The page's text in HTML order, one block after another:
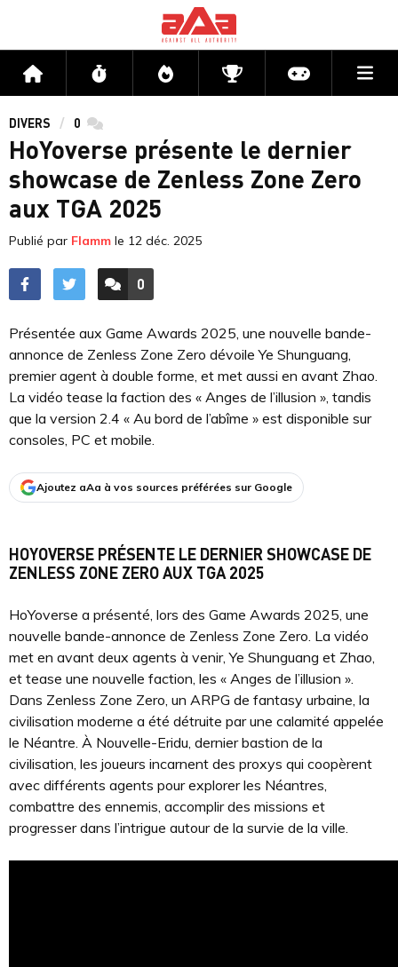
Accueil Flux Directs CompétitionsActu jeux
DIVERS 0 commentaires
HoYoverse présente le dernier
showcase de Zenless Zone Zero
aux TGA 2025
Publié par Flamm le 12 déc. 2025
ACCÉDER AUX
0
COMMENTAIRES
Présentée aux Game Awards 2025, une nouvelle bande-
annonce de Zenless Zone Zero dévoile Ye Shunguang,
premier agent à double forme, et met aussi en avant Zhao.
La vidéo tease la faction des « Anges de l’illusion », tandis
que la version 2.4 « Au bord de l’abîme » est disponible sur
consoles, PC et mobile.
Ajoutez aAa à vos sources préférées sur Google
HOYOVERSE PRÉSENTE LE DERNIER SHOWCASE DE
ZENLESS ZONE ZERO AUX TGA 2025
HoYoverse a présenté, lors des Game Awards 2025, une
nouvelle bande-annonce de Zenless Zone Zero. La vidéo
met en avant deux agents à venir, Ye Shunguang et Zhao,
et tease une nouvelle faction, les « Anges de l’illusion ».
Dans Zenless Zone Zero, un ARPG de fantasy urbaine, la
civilisation moderne a été détruite par une calamité appelée
le Néantre. À Nouvelle-Eridu, dernier bastion de la
civilisation, les joueurs incarnent des proxys qui coopèrent
avec différents agents pour explorer les Néantres,
combattre des ennemis, accomplir des missions et
progresser dans l’intrigue autour de la survie de la ville.